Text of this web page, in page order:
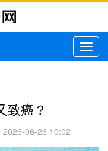
切
换
致癌？
2026-06-26 10:02